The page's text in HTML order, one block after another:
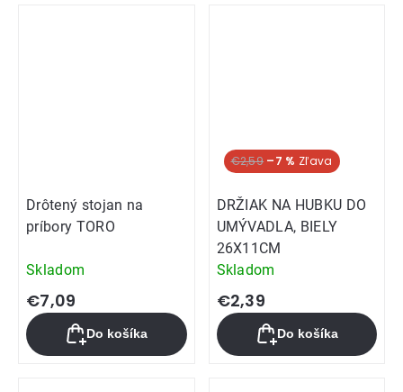
Drôtený stojan na
príbory TORO
Skladom
€7,09
Do košíka
€2,59 –7 %
DRŽIAK NA HUBKU DO
UMÝVADLA, BIELY
26X11CM
Skladom
€2,39
Do košíka